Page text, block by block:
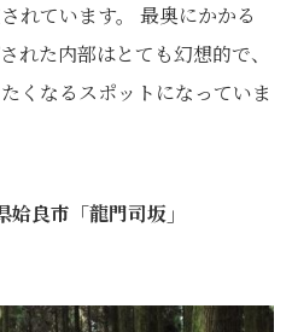
れています。 最奥にかかる
れた内部はとても幻想的で、
くなるスポットになっていま
良市「龍門司坂」